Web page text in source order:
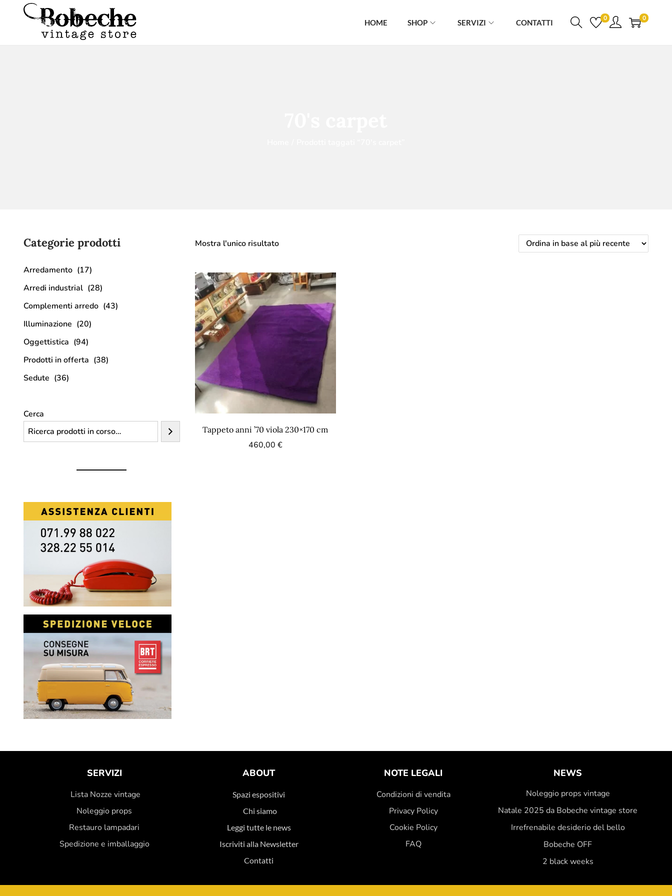
HOME SHOP SERVIZI CONTATTI 0 0
Mostra l'unico risultato
Tappeto anni ’70 viola 230×170 cm
460,00 €
Categorie prodotti
Arredamento (17)
Arredi industrial (28)
Complementi arredo (43)
Illuminazione (20)
Oggettistica (94)
Prodotti in offerta (38)
Sedute (36)
Cerca
SERVIZI
Lista Nozze vintage
Noleggio props
Restauro lampadari
Spedizione e imballaggio
ABOUT
Spazi espositivi
Chi siamo
Leggi tutte le news
Iscriviti alla Newsletter
Contatti
NOTE LEGALI
Condizioni di vendita
Privacy Policy
Cookie Policy
FAQ
NEWS
Noleggio props vintage
Natale 2025 da Bobeche vintage store
Irrefrenabile desiderio del bello
Bobeche OFF
2 black weeks